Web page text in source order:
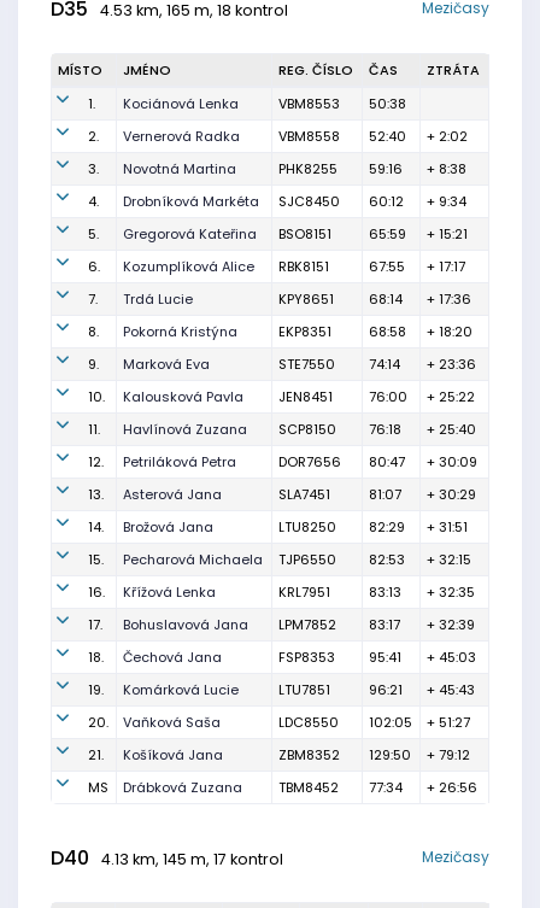
D35 4.53 km, 165 m, 18 kontrol Mezičasy
MÍSTO JMÉNO REG. ČÍSLO ČAS
ZTRÁTA
1.
Kociánová Lenka VBM8553
50:38
2.
Vernerová Radka VBM8558 52:40
+ 2:02
3.
Novotná Martina PHK8255 59:16
+ 8:38
4.
Drobníková Markéta SJC8450 60:12
+ 9:34
5.
Gregorová Kateřina BSO8151 65:59
+ 15:21
6.
Kozumplíková Alice RBK8151 67:55
+ 17:17
7.
Trdá Lucie KPY8651 68:14
+ 17:36
8.
Pokorná Kristýna EKP8351 68:58
+ 18:20
9.
Marková Eva STE7550 74:14
+ 23:36
10.
Kalousková Pavla JEN8451 76:00
+ 25:22
11.
Havlínová Zuzana SCP8150 76:18
+ 25:40
12.
Petriláková Petra DOR7656 80:47
+ 30:09
13.
Asterová Jana SLA7451 81:07
+ 30:29
14.
Brožová Jana LTU8250 82:29
+ 31:51
15.
Pecharová Michaela TJP6550 82:53
+ 32:15
16.
Křížová Lenka KRL7951 83:13
+ 32:35
17.
Bohuslavová Jana LPM7852 83:17
+ 32:39
18.
Čechová Jana FSP8353 95:41
+ 45:03
19.
Komárková Lucie LTU7851 96:21
+ 45:43
20.
Vaňková Saša LDC8550 102:05
+ 51:27
21.
Košíková Jana ZBM8352 129:50
+ 79:12
MS
Drábková Zuzana TBM8452 77:34 + 26:56
D40 4.13 km, 145 m, 17 kontrol Mezičasy